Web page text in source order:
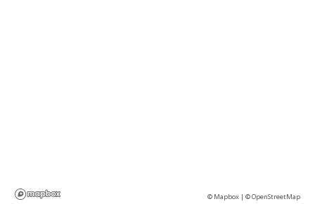
© Mapbox |© OpenStreetMap